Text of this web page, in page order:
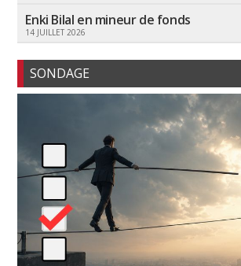
Enki Bilal en mineur de fonds
14 JUILLET 2026
SONDAGE